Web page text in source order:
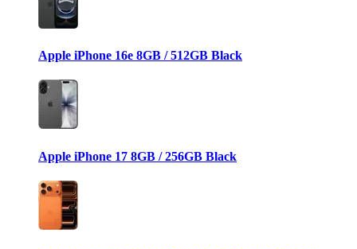
Apple iPhone 16e 8GB / 512GB Black
Apple iPhone 17 8GB / 256GB Black